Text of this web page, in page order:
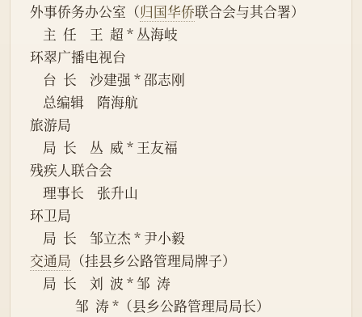
外事侨务办公室（归国华侨联合会与其合署）
    主  任    王  超 * 丛海岐
环翠广播电视台
    台  长    沙建强 * 邵志刚
    总编辑    隋海航
旅游局
    局  长    丛  威 * 王友福
残疾人联合会
    理事长    张升山
环卫局
    局  长    邹立杰 * 尹小毅
交通局 （挂县乡公路管理局牌子）
    局  长    刘  波 * 邹  涛
              邹  涛 *（县乡公路管理局局长）